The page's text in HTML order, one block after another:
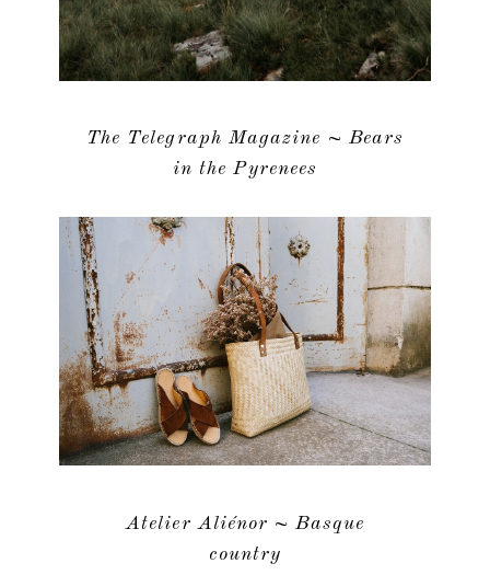
The Telegraph Magazine ~ Bears
in the Pyrenees
Atelier Aliénor ~ Basque
country